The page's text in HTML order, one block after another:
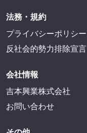
法務・規約
プライバシーポリシー
反社会的勢力排除宣言
会社情報
吉本興業株式会社
お問い合わせ